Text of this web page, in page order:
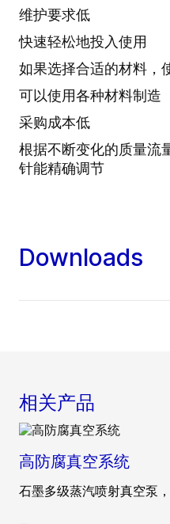
维护要求低
快速轻松地投入使用
如果选择合适的材料，
可以使用各种材料制造
采购成本低
根据不断变化的质量流
针能精确调节
Downloads
相关产品
高防腐真空系统
石墨多级蒸汽喷射真空泵